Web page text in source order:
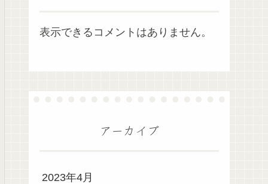
表示できるコメントはありません。
アーカイブ
2023年4月